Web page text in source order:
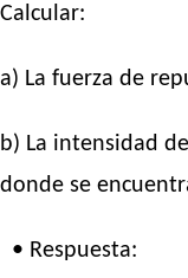
Calcular:
a) La fuerza de
b) La intensidad
donde se
• Respuesta: